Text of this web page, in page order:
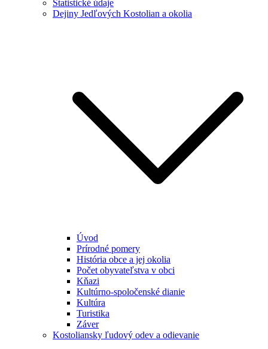
Štatistické údaje
Dejiny Jedľových Kostolian a okolia
Úvod
Prírodné pomery
História obce a jej okolia
Počet obyvateľstva v obci
Kňazi
Kultúrno-spoločenské dianie
Kultúra
Turistika
Záver
Kostoliansky ľudový odev a odievanie